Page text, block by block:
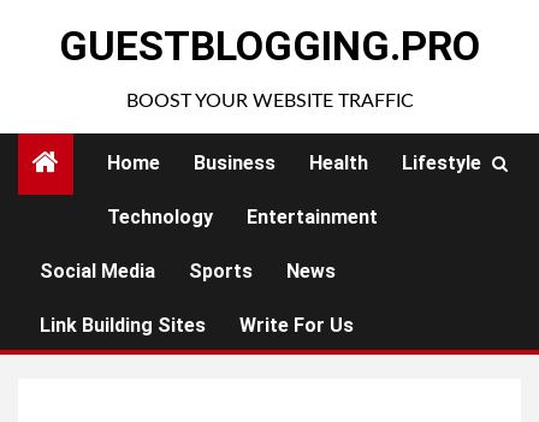
GUESTBLOGGING.PRO
BOOST YOUR WEBSITE TRAFFIC
Home Business Health Lifestyle
Technology Entertainment
Social Media Sports News
Link Building Sites Write For Us